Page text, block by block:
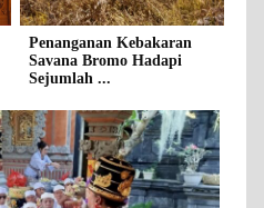
Penanganan Kebakaran
Savana Bromo Hadapi
Sejumlah ...